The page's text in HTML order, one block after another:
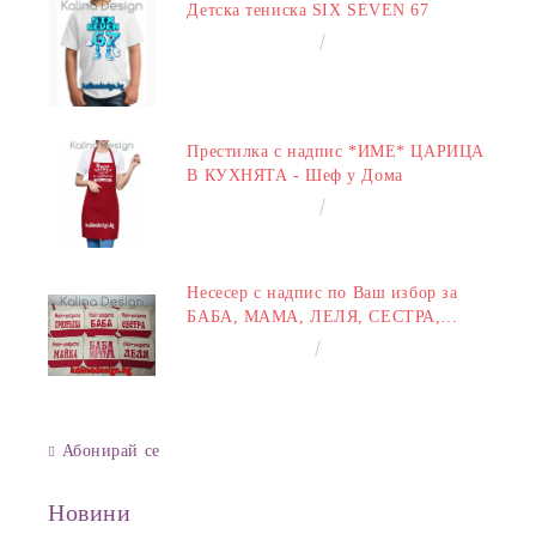
Детска тениска SIX SEVEN 67
Престилка с надпис *ИМЕ* ЦАРИЦА
В КУХНЯТА - Шеф у Дома
Несесер с надпис по Ваш избор за
БАБА, МАМА, ЛЕЛЯ, СЕСТРА,
Абонирай се
Новини